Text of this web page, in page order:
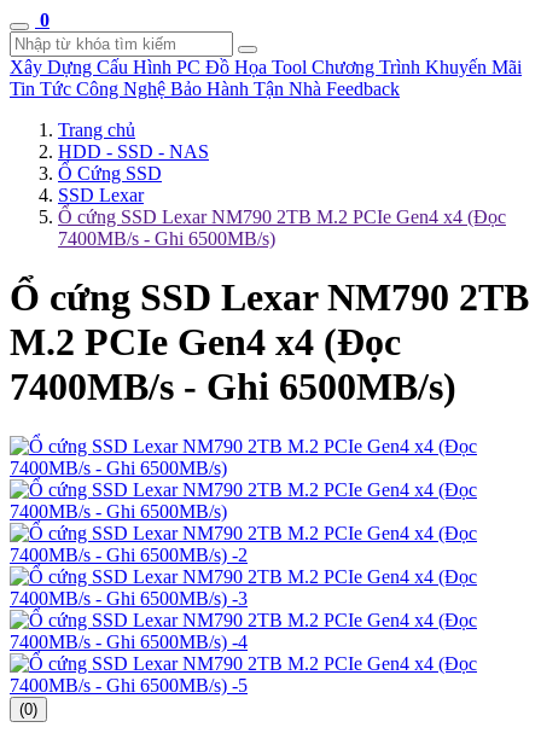
0
Xây Dựng Cấu Hình PC Đồ Họa Tool Chương Trình Khuyến Mãi
Tin Tức Công Nghệ Bảo Hành Tận Nhà Feedback
Trang chủ
HDD - SSD - NAS
Ổ Cứng SSD
SSD Lexar
Ổ cứng SSD Lexar NM790 2TB M.2 PCIe Gen4 x4 (Đọc
7400MB/s - Ghi 6500MB/s)
Ổ cứng SSD Lexar NM790 2TB
M.2 PCIe Gen4 x4 (Đọc
7400MB/s - Ghi 6500MB/s)
(0)